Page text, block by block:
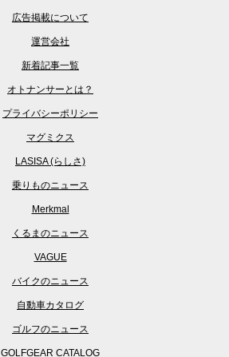
広告掲載について
運営会社
新着記事一覧
オトナンサーとは？
プライバシーポリシー
マグミクス
LASISA (らしさ)
乗りものニュース
Merkmal
くるまのニュース
VAGUE
バイクのニュース
自動車カタログ
ゴルフのニュース
GOLFGEAR CATALOG